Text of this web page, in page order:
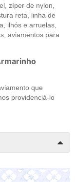
zíper de nylon,
reta, linha de
ilhós e arruelas,
aviamentos para
que
providenciá-lo